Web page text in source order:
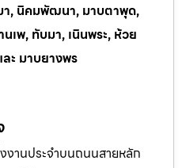
า, นิคมพัฒนา, มาบตาพุด,
เพ, ทับมา, เนินพระ, ห้วย
ละ มาบยางพร
งานประจำบนถนนสายหลัก